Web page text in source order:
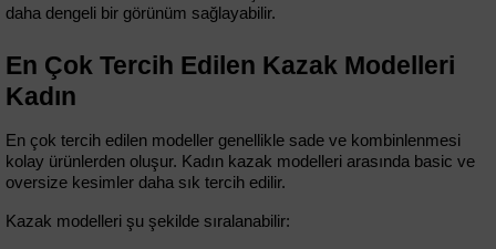
daha dengeli bir görünüm sağlayabilir.
En Çok Tercih Edilen Kazak Modelleri
Kadın
En çok tercih edilen modeller genellikle sade ve kombinlenmesi
kolay ürünlerden oluşur. Kadın kazak modelleri arasında basic ve
oversize kesimler daha sık tercih edilir.
Kazak modelleri şu şekilde sıralanabilir: